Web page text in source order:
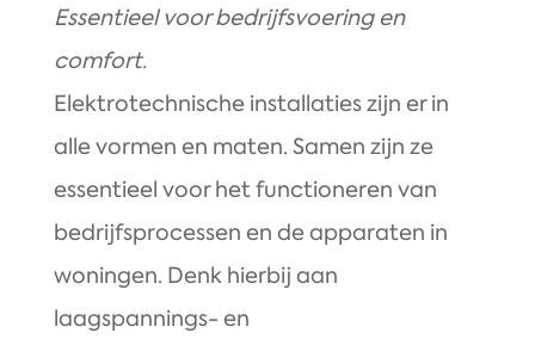
Essentieel voor bedrijfsvoering en
comfort.
Elektrotechnische installaties zijn er in
alle vormen en maten. Samen zijn ze
essentieel voor het functioneren van
bedrijfsprocessen en de apparaten in
woningen. Denk hierbij aan
laagspannings- en